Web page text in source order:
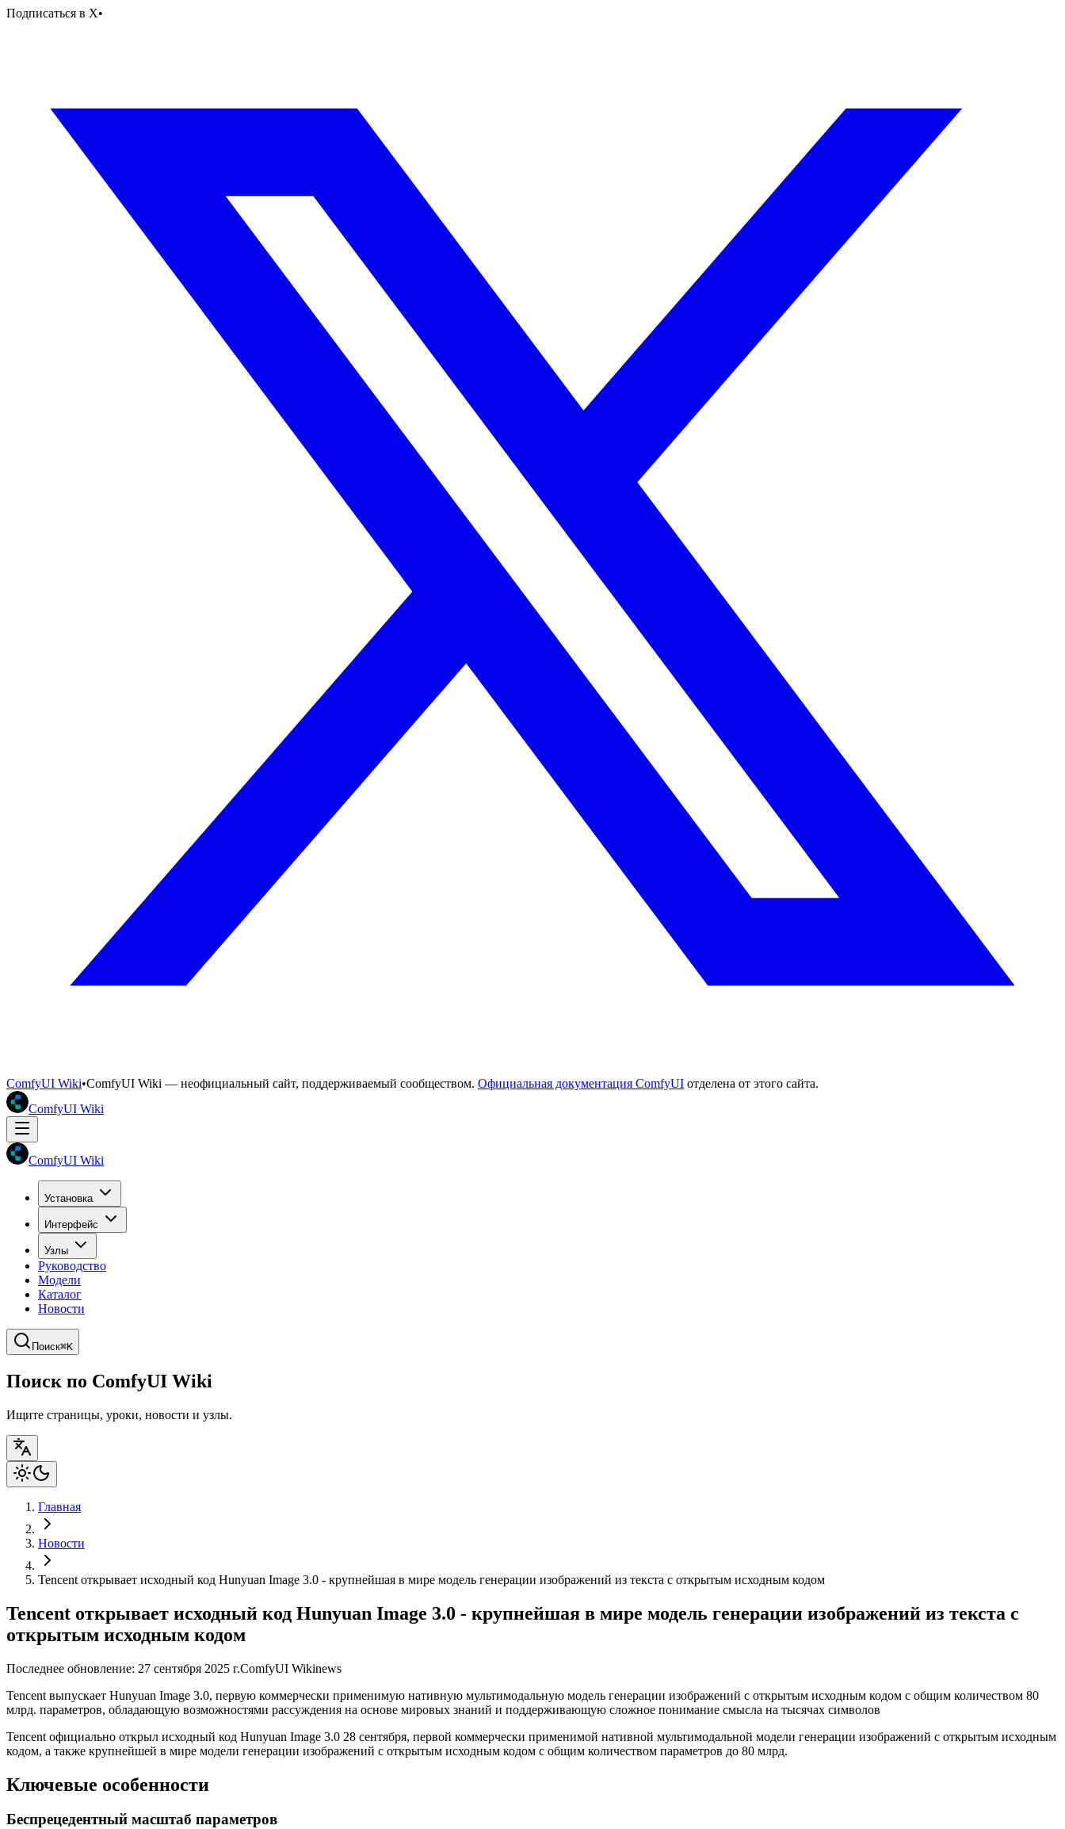
Подписаться в X•
ComfyUI Wiki•ComfyUI Wiki — неофициальный сайт, поддерживаемый сообществом. Официальная документация ComfyUI отделена от этого сайта.
ComfyUI Wiki
ComfyUI Wiki
Установка
Интерфейс
Узлы
Руководство
Модели
Каталог
Новости
Поиск⌘K
Поиск по ComfyUI Wiki
Ищите страницы, уроки, новости и узлы.
Главная
Новости
Tencent открывает исходный код Hunyuan Image 3.0 - крупнейшая в мире модель генерации изображений из текста с открытым исходным кодом
Tencent открывает исходный код Hunyuan Image 3.0 - крупнейшая в мире модель генерации изображений из текста с
открытым исходным кодом
Последнее обновление: 27 сентября 2025 г.ComfyUI Wikinews
Tencent выпускает Hunyuan Image 3.0, первую коммерчески применимую нативную мультимодальную модель генерации изображений с открытым исходным кодом с общим количеством 80
млрд. параметров, обладающую возможностями рассуждения на основе мировых знаний и поддерживающую сложное понимание смысла на тысячах символов
Tencent официально открыл исходный код Hunyuan Image 3.0 28 сентября, первой коммерчески применимой нативной мультимодальной модели генерации изображений с открытым исходным
кодом, а также крупнейшей в мире модели генерации изображений с открытым исходным кодом с общим количеством параметров до 80 млрд.
Ключевые особенности
Беспрецедентный масштаб параметров